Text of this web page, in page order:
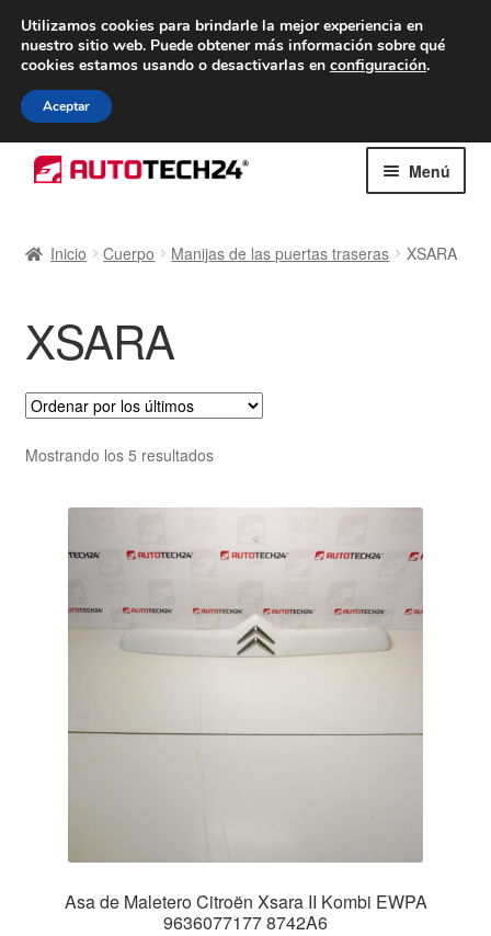
ENTREGA desde 7 EUR
De lunes a viernes de 9 a. m. a 4 p. m.
navegación
al
Menú
Carro
Contacto
Envío al mundo entero
Mi cuenta
Política de privacidad
Términos y Condiciones
Inicio Cuerpo Manijas de las puertas traseras XSARA
XSARA
Mostrando los 5 resultadosOrdenado
los
Asa de Maletero Citroën Xsara II Kombi EWPA
9636077177 8742A6
Utilizamos cookies para brindarle la mejor experiencia en
nuestro sitio web. Puede obtener más información sobre qué
cookies estamos usando o desactivarlas en configuración.
Aceptar